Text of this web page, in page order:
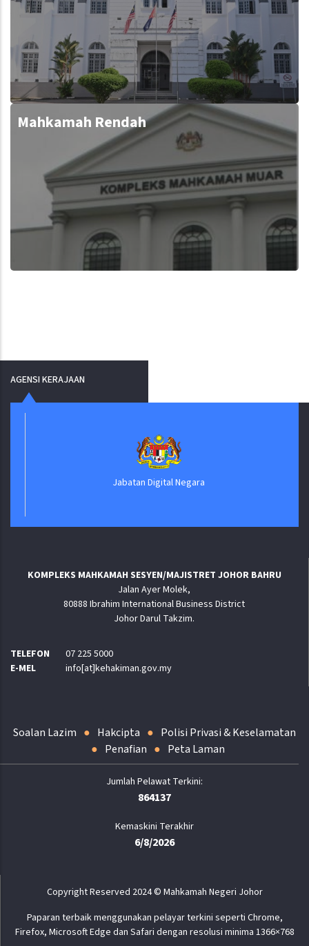
Mahkamah Rendah
AGENSI KERAJAAN
Jabatan Digital Negara
KOMPLEKS MAHKAMAH SESYEN/MAJISTRET JOHOR BAHRU
Jalan Ayer Molek,
80888 Ibrahim International Business District
Johor Darul Takzim.
TELEFON
07 225 5000
E-MEL
info[at]kehakiman.gov.my
Soalan Lazim Hakcipta
Polisi Privasi & Keselamatan
Penafian
Peta Laman
864137
Kemaskini Terakhir
6/8/2026
Copyright Reserved 2024 © Mahkamah Negeri Johor
Paparan terbaik menggunakan pelayar terkini seperti Chrome,
Firefox, Microsoft Edge dan Safari dengan resolusi minima 1366×768